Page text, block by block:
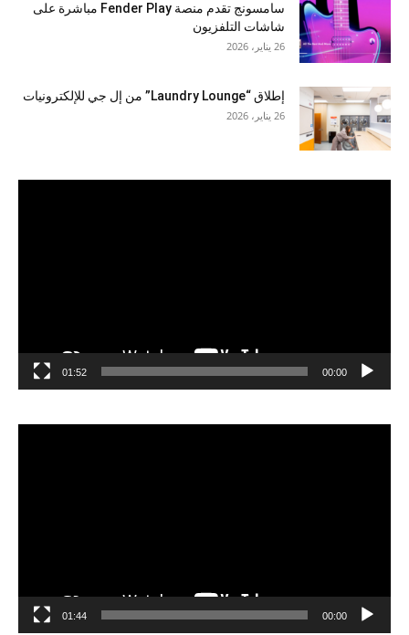
سامسونج تقدم منصة Fender Play مباشرة على
شاشات التلفزيون
26 يناير، 2026
إطلاق “Laundry Lounge” من إل جي للإلكترونيات
26 يناير، 2026
00:00
01:52
00:00
01:44